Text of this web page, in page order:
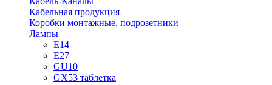
Кабельная продукция
Коробки монтажные, подрозетники
Лампы
E14
E27
GU10
GX53 таблетка